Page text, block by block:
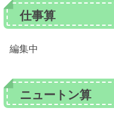
仕事算
編集中
ニュートン算